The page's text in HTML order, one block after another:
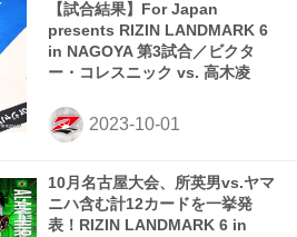
【試合結果】For Japan
presents RIZIN LANDMARK 6
in NAGOYA 第3試合／ビクタ
ー・コレスニック vs. 高木凌
10月名古屋大会、所英男vs.ヤマ
ニハ含む計12カードを一挙発
表！RIZIN LANDMARK 6 in